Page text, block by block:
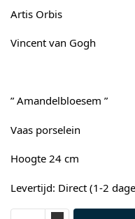
Artis Orbis
Vincent van Gogh
” Amandelbloesem ”
Vaas porselein
Hoogte 24 cm
Levertijd: Direct (1-2